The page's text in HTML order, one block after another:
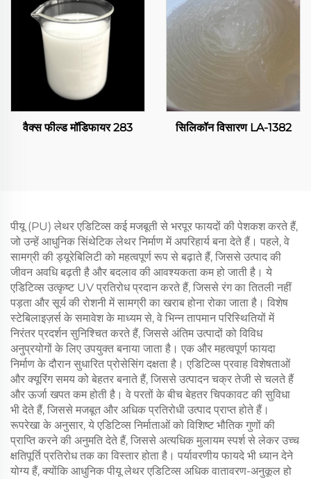
वैक्स फील्ड मॉडिफायर 283 सिलिकॉन विसारण LA-1382
पीयू (PU) लेथर एडिटिव्स कई मजबूती से भरपूर फायदों की पेशकश करते हैं,
जो उन्हें आधुनिक सिंथेटिक लेथर निर्माण में अपरिहार्य बना देते हैं। पहले, वे
सामग्री की ड्यूरेबिलिटी को महत्वपूर्ण रूप से बढ़ाते हैं, जिससे उत्पाद की
जीवन अवधि बढ़ती है और बदलाव की आवश्यकता कम हो जाती है। ये
एडिटिव्स उत्कृष्ट UV प्रतिरोध प्रदान करते हैं, जिससे रंग का तितली नहीं
पड़ता और सूर्य की रोशनी में सामग्री का खराब होना रोका जाता है। विशेष
स्टेबिलाइज़र्स के समावेश के माध्यम से, वे भिन्न तापमान परिस्थितियों में
निरंतर प्रदर्शन सुनिश्चित करते हैं, जिससे अंतिम उत्पादों को विविध
अनुप्रयोगों के लिए उपयुक्त बनाया जाता है। एक और महत्वपूर्ण फायदा
निर्माण के दौरान सुधारित प्रोसेसिंग दक्षता है। एडिटिव्स प्रवाह विशेषताओं
और क्यूरिंग समय को बेहतर बनाते हैं, जिससे उत्पादन चक्र तेजी से चलते हैं
और ऊर्जा खपत कम होती है। वे परतों के बीच बेहतर चिपकावट की सुविधा
भी देते हैं, जिससे मजबूत और अधिक प्रतिरोधी उत्पाद प्राप्त होते हैं।
रूपरेखा के अनुसार, ये एडिटिव्स निर्माताओं को विशिष्ट भौतिक गुणों की
प्राप्ति करने की अनुमति देते हैं, जिससे अत्यधिक मुलायम स्पर्श से लेकर उच्च
क्षतिपूर्ति प्रतिरोध तक का विस्तार होता है। पर्यावरणीय फायदे भी ध्यान देने
योग्य हैं, क्योंकि आधुनिक पीयू लेथर एडिटिव्स अधिक वातावरण-अनुकूल हो